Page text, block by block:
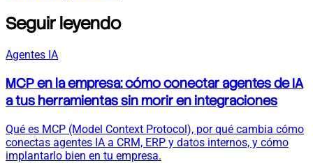
Seguir leyendo
Agentes IA
MCP en la empresa: cómo conectar agentes de IA
a tus herramientas sin morir en integraciones
Qué es MCP (Model Context Protocol), por qué cambia cómo
conectas agentes IA a CRM, ERP y datos internos, y cómo
implantarlo bien en tu empresa.